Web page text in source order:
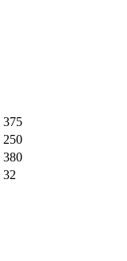
375
250
380
32